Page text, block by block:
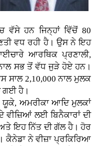
ਵੱਸੇ ਹਨ ਜਿਨ੍ਹਾਂ ਵਿੱਚੋਂ 80
ਵਧ ਰਹੀ ਹੈ। ਉਸ ਨੇ ਇਹ
ਆਰਥਿਕ ਪ੍ਰਣਾਲੀ,
ਸਭ ਤੋਂ ਵੱਧ ਜੁੜੇ ਹੋਏ ਹਨ।
ਸਾਲ 2,10,000 ਨਾਲ ਮੁਲਕ
ਗਈ ਹੈ।
ਅਮਰੀਕਾ ਆਦਿ ਮੁਲਕਾਂ
ਵੀਜ਼ਿਆਂ ਲਈ ਬਿਨੈਕਾਰਾਂ ਦੀ
ਅਤੇ ਇਹ ਨਿੱਤ ਦੀ ਗੱਲ ਹੈ। ਹੋਰ
ਕੈਨੇਡਾ ਨੇ ਵੀਜ਼ਾ ਪ੍ਰਕਿਰਿਆ